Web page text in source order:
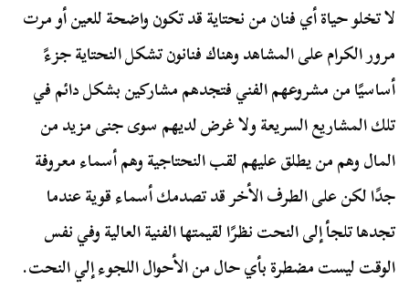
لا تخلو حياة أي فنان من نحتاية قد تكون واضحة للعين أو مرت
مرور الكرام على المشاهد وهناك فنانون تشكل النحتاية جزءً
أساسيًا من مشروعهم الفني فتجدهم مشاركين بشكل دائم في
تلك المشاريع السريعة ولا غرض لديهم سوى جنى مزيد من
المال وهم من يطلق عليهم لقب النحتاجية وهم أسماء معروفة
جدًا لكن على الطرف الأخر قد تصدمك أسماء قوية عندما
تجدها تلجأ إلى النحت نظرًا لقيمتها الفنية العالية وفي نفس
الوقت ليست مضطرة بأي حال من الأحوال اللجوء إلي النحت.